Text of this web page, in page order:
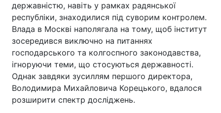
державністю, навіть у рамках радянської
республіки, знаходилися під суворим контролем.
Влада в Москві наполягала на тому, щоб інститут
зосередився виключно на питаннях
господарського та колгоспного законодавства,
ігноруючи теми, що стосуються державності.
Однак завдяки зусиллям першого директора,
Володимира Михайловича Корецького, вдалося
розширити спектр досліджень.